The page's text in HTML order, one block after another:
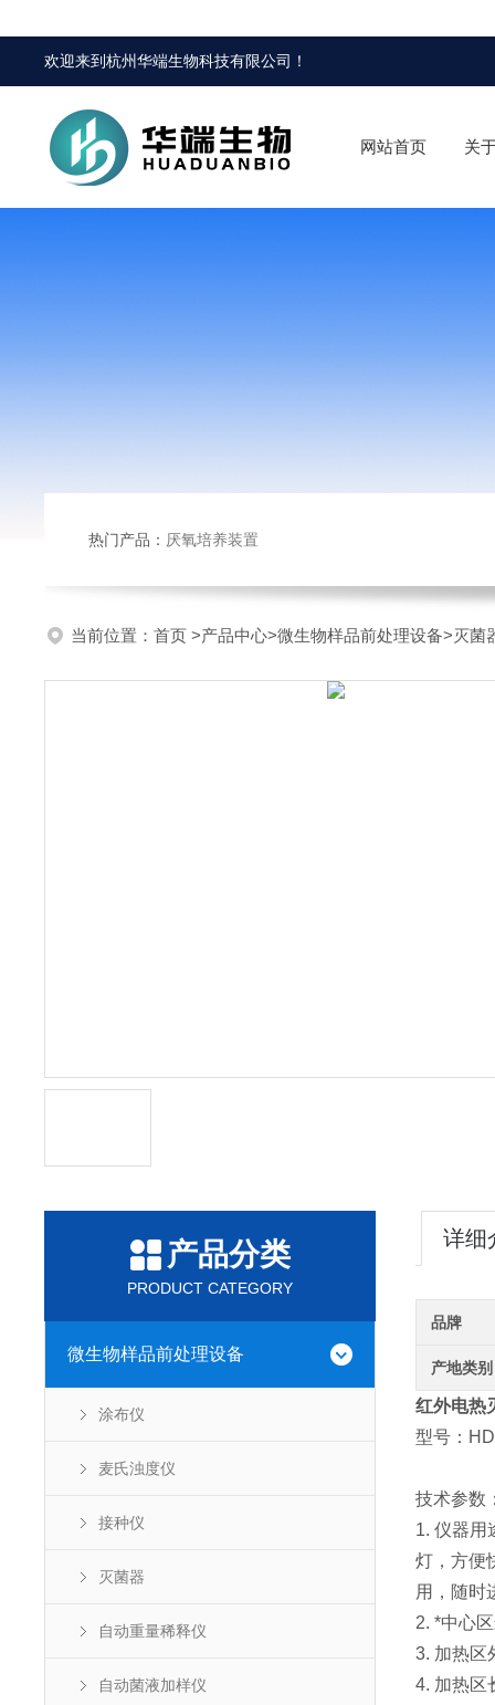
欢迎来到杭州华端生物科技有限公司 ！
网站首页 关
热门产品： 厌氧培养装置
当前位置： 首页 >产品中心>微生物样品前处理设备>灭菌
产品分类
PRODUCT CATEGORY
微生物样品前处理设备
涂布仪
麦氏浊度仪
接种仪
灭菌器
自动重量稀释仪
自动菌液加样仪
详细
品牌
产地类别
红外电热
型号：
技术参数
1. 仪器用
灯，方便
用，随时
2. *中心
3. 加热区
4. 加热区